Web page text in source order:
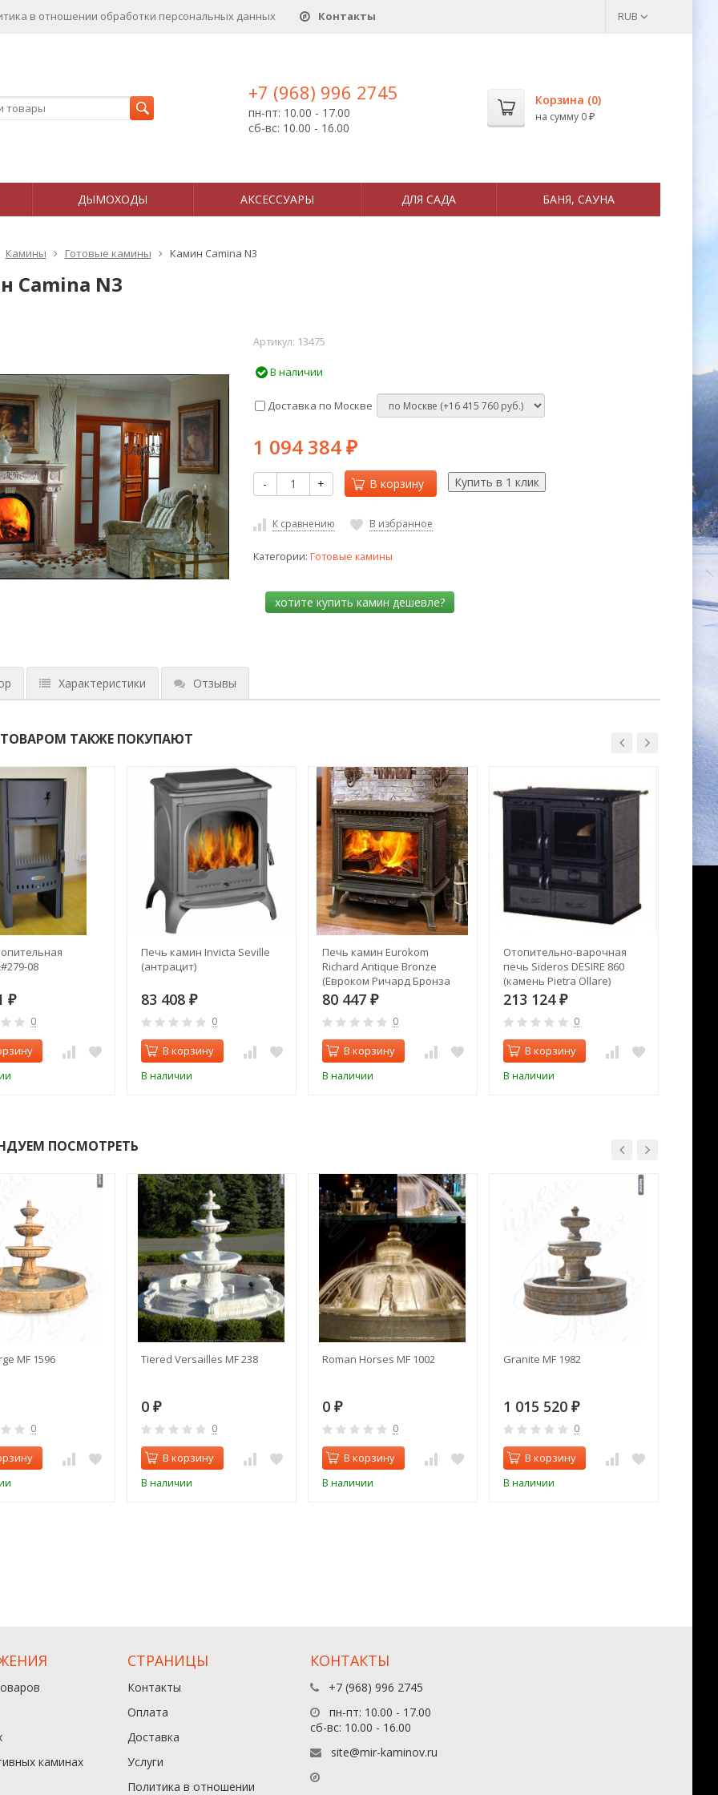
в отношении обработки персональных данныx Контакты RUB
+7 (968) 996 2745
пн-пт: 10.00 - 17.00
сб-вс: 10.00 - 16.00
Корзина (0)
на сумму 0 ₽
ДЫМОХОДЫ АКСЕССУАРЫ ДЛЯ САДА БАНЯ, САУНА
Камины Готовые камины Камин Camina N3
Camina N3
Артикул: 13475
В наличии
Доставка по Москве
1 094 384 ₽
- + В корзину
К сравнению В избранное
Категории: Готовые камины
Характеристики Отзывы
ТАКЖЕ ПОКУПАЮТ
08
₽
0
Печь камин Invicta Seville
(антрацит)
83 408 ₽
0
В корзину
В наличии
Печь камин Eurokom
Richard Antique Bronze
(Евроком Ричард Бронза
античная)
80 447 ₽
0
В корзину
В наличии
Отопительно-варочная
печь Sideros DESIRE 860
(камень Pietra Ollare)
213 124 ₽
0
В корзину
В наличии
ПОСМОТРЕТЬ
MF 1596
0
Tiered Versailles MF 238
0 ₽
0
В корзину
В наличии
Roman Horses MF 1002
0 ₽
0
В корзину
В наличии
Granite MF 1982
1 015 520 ₽
0
В корзину
В наличии
каминах
СТРАНИЦЫ
Контакты
Оплата
Доставка
Услуги
Политика в отношении
КОНТАКТЫ
+7 (968) 996 2745
пн-пт: 10.00 - 17.00
сб-вс: 10.00 - 16.00
site@mir-kaminov.ru